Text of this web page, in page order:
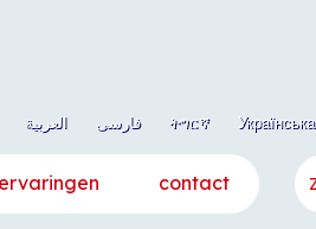
العربية فارسی ትግርኛ Українська
contact